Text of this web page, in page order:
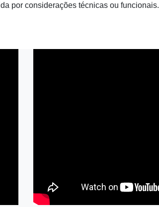
por considerações técnicas ou funcionais.